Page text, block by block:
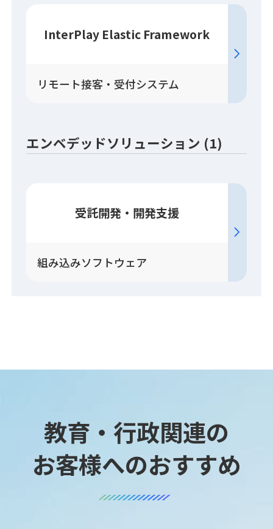
InterPlay Elastic Framework
リモート接客・受付システム
エンベデッドソリューション (1)
受託開発・開発支援
組み込みソフトウェア
教育・行政関連の
お客様へのおすすめ